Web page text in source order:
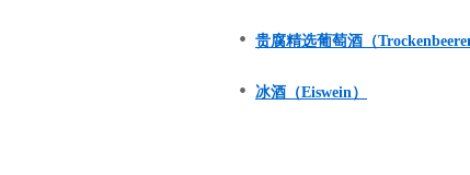
• 贵腐精选葡萄酒（
• 冰酒（Eiswein）